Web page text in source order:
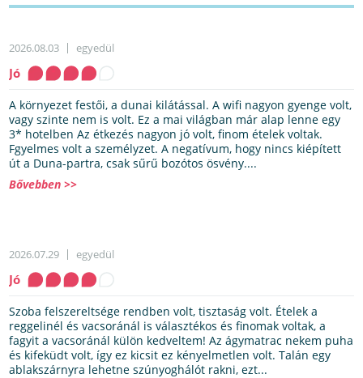
2026.08.03 egyedül
Jó
A környezet festői, a dunai kilátással. A wifi nagyon gyenge volt,
vagy szinte nem is volt. Ez a mai világban már alap lenne egy
3* hotelben Az étkezés nagyon jó volt, finom ételek voltak.
Fgyelmes volt a személyzet. A negatívum, hogy nincs kiépített
út a Duna-partra, csak sűrű bozótos ösvény....
Bővebben >>
2026.07.29 egyedül
Jó
Szoba felszereltsége rendben volt, tisztaság volt. Ételek a
reggelinél és vacsoránál is választékos és finomak voltak, a
fagyit a vacsoránál külön kedveltem! Az ágymatrac nekem puha
és kifeküdt volt, így ez kicsit ez kényelmetlen volt. Talán egy
ablakszárnyra lehetne szúnyoghálót rakni, ezt...